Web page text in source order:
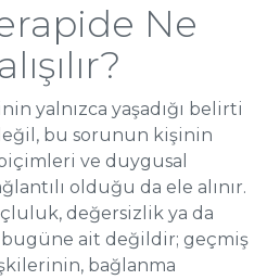
Ne
yalnızca yaşadığı belirti
bu sorunun kişinin
ve duygusal
olduğu da ele alınır.
değersizlik ya da
bugüne ait değildir; geçmiş
bağlanma